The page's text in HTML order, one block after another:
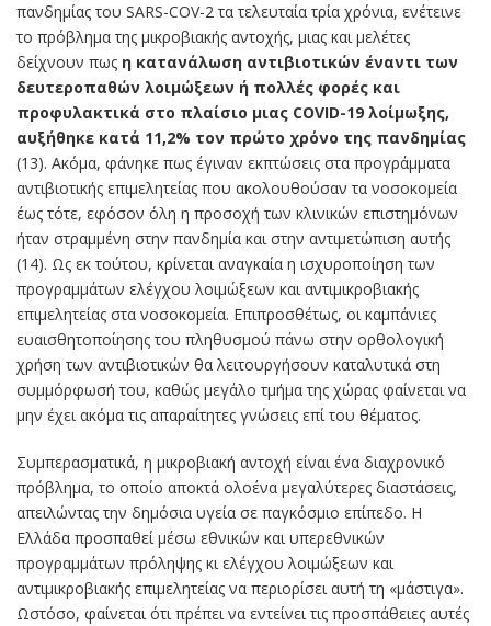
πανδημίας του SARS-COV-2 τα τελευταία τρία χρόνια, ενέτεινε
το πρόβλημα της μικροβιακής αντοχής, μιας και μελέτες
δείχνουν πως η κατανάλωση αντιβιοτικών έναντι των
δευτεροπαθών λοιμώξεων ή πολλές φορές και
προφυλακτικά στο πλαίσιο μιας COVID-19 λοίμωξης,
αυξήθηκε κατά 11,2% τον πρώτο χρόνο της πανδημίας
(13). Ακόμα, φάνηκε πως έγιναν εκπτώσεις στα προγράμματα
αντιβιοτικής επιμελητείας που ακολουθούσαν τα νοσοκομεία
έως τότε, εφόσον όλη η προσοχή των κλινικών επιστημόνων
ήταν στραμμένη στην πανδημία και στην αντιμετώπιση αυτής
(14). Ως εκ τούτου, κρίνεται αναγκαία η ισχυροποίηση των
προγραμμάτων ελέγχου λοιμώξεων και αντιμικροβιακής
επιμελητείας στα νοσοκομεία. Επιπροσθέτως, οι καμπάνιες
ευαισθητοποίησης του πληθυσμού πάνω στην ορθολογική
χρήση των αντιβιοτικών θα λειτουργήσουν καταλυτικά στη
συμμόρφωσή του, καθώς μεγάλο τμήμα της χώρας φαίνεται να
μην έχει ακόμα τις απαραίτητες γνώσεις επί του θέματος.
Συμπερασματικά, η μικροβιακή αντοχή είναι ένα διαχρονικό
πρόβλημα, το οποίο αποκτά ολοένα μεγαλύτερες διαστάσεις,
απειλώντας την δημόσια υγεία σε παγκόσμιο επίπεδο. Η
Ελλάδα προσπαθεί μέσω εθνικών και υπερεθνικών
προγραμμάτων πρόληψης κι ελέγχου λοιμώξεων και
αντιμικροβιακής επιμελητείας να περιορίσει αυτή τη «μάστιγα».
Ωστόσο, φαίνεται ότι πρέπει να εντείνει τις προσπάθειες αυτές